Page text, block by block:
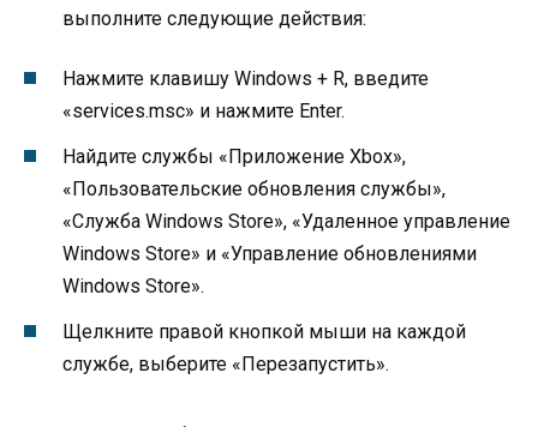
выполните следующие действия:
Нажмите клавишу Windows + R, введите
«services.msc» и нажмите Enter.
Найдите службы «Приложение Xbox»,
«Пользовательские обновления службы»,
«Служба Windows Store», «Удаленное управление
Windows Store» и «Управление обновлениями
Windows Store».
Щелкните правой кнопкой мыши на каждой
службе, выберите «Перезапустить».